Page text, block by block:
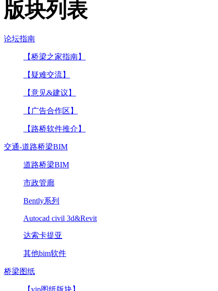
版块列表
论坛指南
【桥梁之家指南】
【疑难交流】
【意见&建议】
【广告合作区】
【路桥软件推介】
交通-道路桥梁BIM
道路桥梁BIM
市政管廊
Bently系列
Autocad civil 3d&Revit
达索卡提亚
其他bim软件
桥梁图纸